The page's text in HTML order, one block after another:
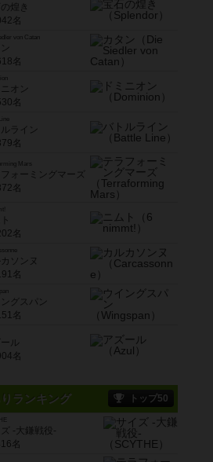
の煌き
名
von Catan
名
ニオン
名
ライン
名
Mars
フォーミングマーズ
名
名
ソンヌ
名
グスパン
名
ル
名
ランキング トップ50
ズ -大鎌戦役-
名